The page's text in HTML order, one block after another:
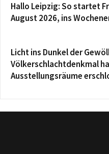
Hallo Leipzig: So startet
August 2026, ins
Licht ins Dunkel der
Völkerschlachtdenkmal
Ausstellungsräume